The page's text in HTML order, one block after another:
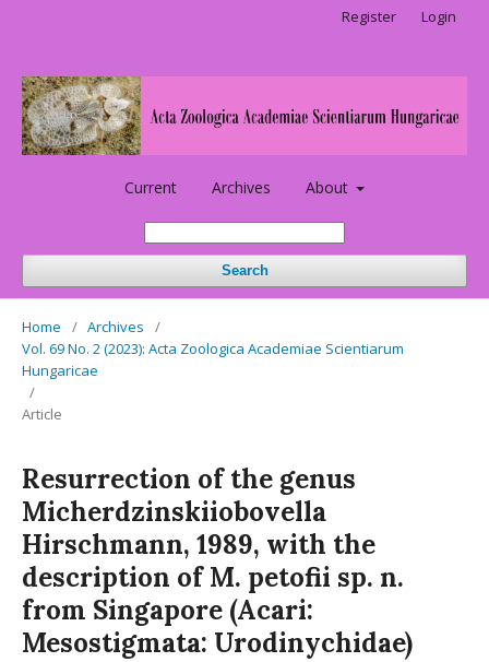
Current Archives About
Search
Register Login
Home / Archives
/
Vol. 69 No. 2 (2023): Acta Zoologica Academiae Scientiarum
Hungaricae
/
Article
Resurrection of the genus
Micherdzinskiiobovella
Hirschmann, 1989, with the
description of M. petofii sp. n.
from Singapore (Acari:
Mesostigmata: Urodinychidae)